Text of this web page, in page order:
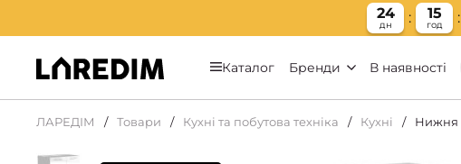
24
дн
15
год
Каталог Бренди В наявності
ЛАРЕДІМ Товари Кухні та побутова техніка Кухні Нижня